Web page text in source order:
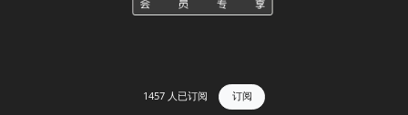
1457 人已订阅 订阅